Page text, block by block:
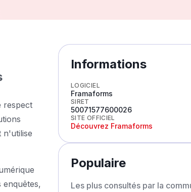
respect
n'utilise
Informations
LOGICIEL
Framaforms
SIRET
50071577600026
SITE OFFICIEL
Découvrez Framaforms
Populaire
Les plus consultés par la